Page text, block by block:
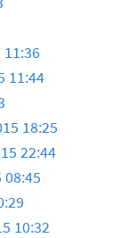
11:36
11:44
18:25
22:44
08:45
10:32